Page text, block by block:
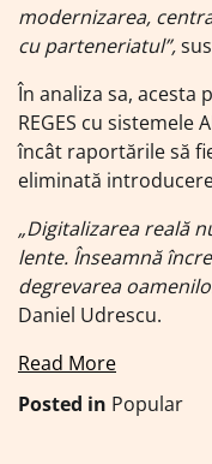
modernizarea,
cu parteneriatul”,
În analiza sa, acesta
REGES cu sistemele
încât raportările să
eliminată
„Digitalizarea reală
lente. Înseamnă
degrevarea
Daniel Udrescu.
Read More
Posted in Popular